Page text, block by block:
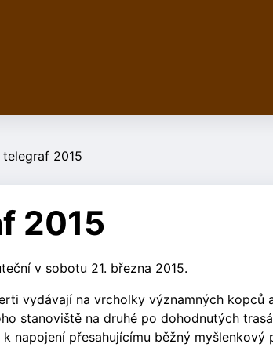
telegraf 2015
2015
v sobotu 21. března 2015.
vydávají na vrcholky významných kopců
stanoviště na druhé po dohodnutých
napojení přesahujícímu běžný myšlenkový